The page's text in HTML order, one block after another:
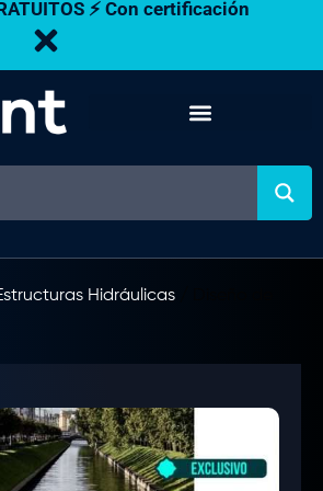
⚡ Con certificación
Hidráulicas